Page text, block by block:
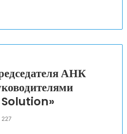
АНК
Solution»
227